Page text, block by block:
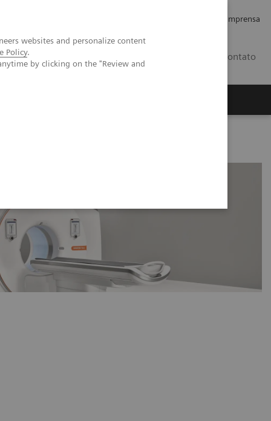
websites and personalize content
Policy.
by clicking on the "Review and
Imprensa
Contato